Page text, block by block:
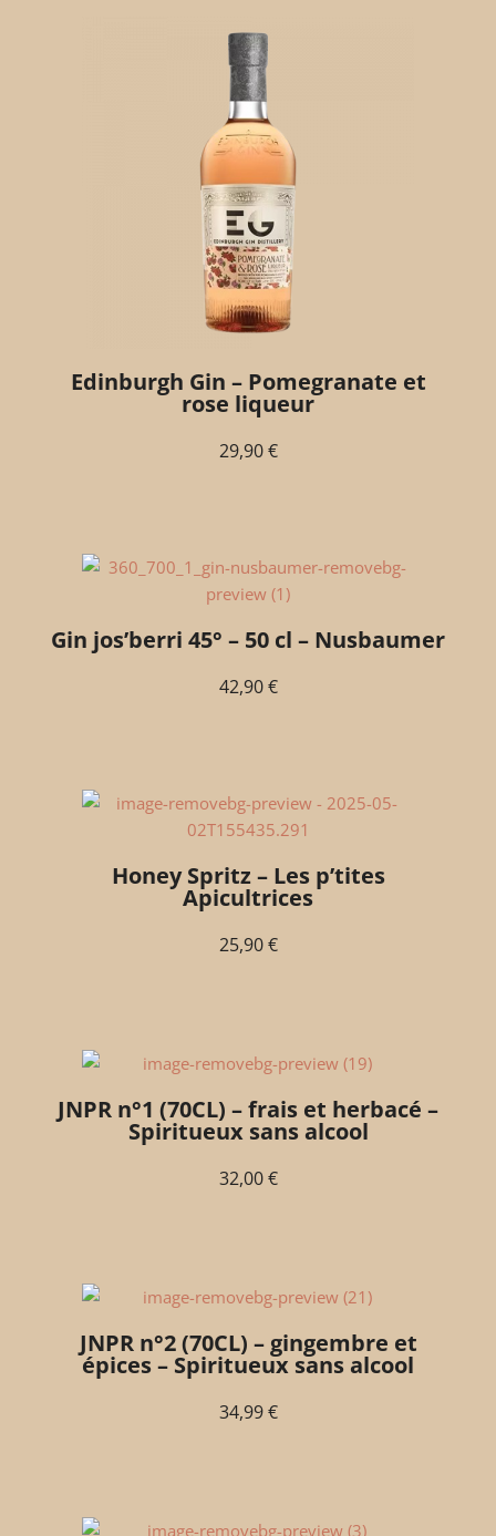
Edinburgh Gin – Pomegranate et
rose liqueur
29,90€
Gin jos’berri 45° – 50 cl – Nusbaumer
42,90€
Honey Spritz – Les p’tites
Apicultrices
25,90€
JNPR n°1 (70CL) – frais et herbacé –
Spiritueux sans alcool
32,00€
JNPR n°2 (70CL) – gingembre et
épices – Spiritueux sans alcool
34,99€